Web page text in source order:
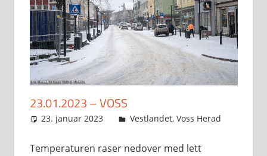
23.01.2023 – VOSS
23. januar 2023 Svein
Vestlandet, Voss Herad
Temperaturen raser nedover med lett